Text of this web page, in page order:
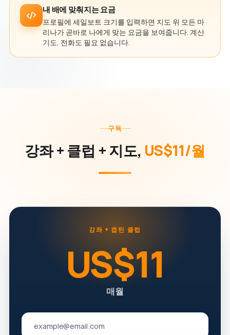
내 배에 맞춰지는 요금
프로필에 세일보트 크기를 입력하면 지도 위 모든 마
리나가 곧바로 나에게 맞는 요금을 보여줍니다. 계산
기도, 전화도 필요 없습니다.
구독
강좌 + 클럽 + 지도, US$11/월
강좌 + 캡틴 클럽
US$11
매월